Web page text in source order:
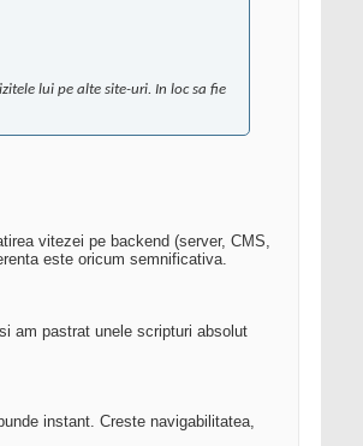
lui pe alte site-uri. In loc sa fie
vitezei pe backend (server, CMS,
este oricum semnificativa.
am pastrat unele scripturi absolut
instant. Creste navigabilitatea,